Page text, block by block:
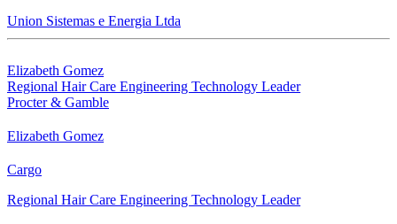
Union Sistemas e Energia Ltda
Elizabeth Gomez
Regional Hair Care Engineering Technology Leader
Procter & Gamble
Elizabeth Gomez
Cargo
Regional Hair Care Engineering Technology Leader